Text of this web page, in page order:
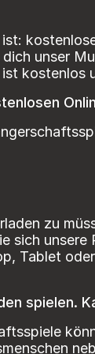
unser
kostenlos
zu
sich unsere
Tablet
spielen.